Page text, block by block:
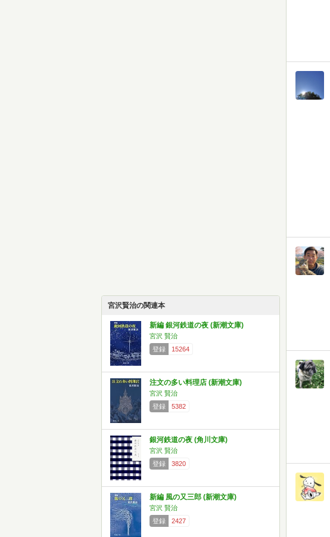
宮沢賢治の関連本
新編 銀河鉄道の夜 (新潮文庫)
宮沢 賢治
登録
15264
注文の多い料理店 (新潮文庫)
宮沢 賢治
登録
5382
銀河鉄道の夜 (角川文庫)
宮沢 賢治
登録
3820
新編 風の又三郎 (新潮文庫)
宮沢 賢治
登録
2427